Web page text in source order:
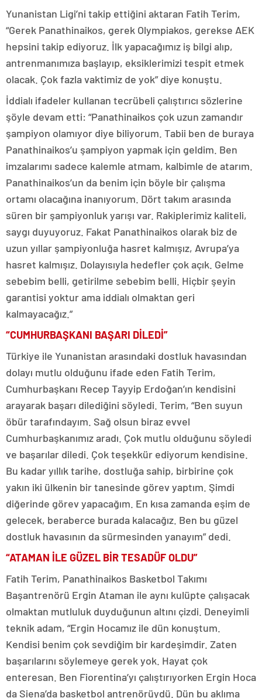
Yunanistan Ligi’ni takip ettiğini aktaran Fatih Terim,
“Gerek Panathinaikos, gerek Olympiakos, gerekse AEK
hepsini takip ediyoruz. İlk yapacağımız iş bilgi alıp,
antrenmanımıza başlayıp, eksiklerimizi tespit etmek
olacak. Çok fazla vaktimiz de yok” diye konuştu.
İddialı ifadeler kullanan tecrübeli çalıştırıcı sözlerine
şöyle devam etti: “Panathinaikos çok uzun zamandır
şampiyon olamıyor diye biliyorum. Tabii ben de buraya
Panathinaikos’u şampiyon yapmak için geldim. Ben
imzalarımı sadece kalemle atmam, kalbimle de atarım.
Panathinaikos’un da benim için böyle bir çalışma
ortamı olacağına inanıyorum. Dört takım arasında
süren bir şampiyonluk yarışı var. Rakiplerimiz kaliteli,
saygı duyuyoruz. Fakat Panathinaikos olarak biz de
uzun yıllar şampiyonluğa hasret kalmışız, Avrupa’ya
hasret kalmışız. Dolayısıyla hedefler çok açık. Gelme
sebebim belli, getirilme sebebim belli. Hiçbir şeyin
garantisi yoktur ama iddialı olmaktan geri
kalmayacağız.”
“CUMHURBAŞKANI BAŞARI DİLEDİ”
Türkiye ile Yunanistan arasındaki dostluk havasından
dolayı mutlu olduğunu ifade eden Fatih Terim,
Cumhurbaşkanı Recep Tayyip Erdoğan’ın kendisini
arayarak başarı dilediğini söyledi. Terim, “Ben suyun
öbür tarafındayım. Sağ olsun biraz evvel
Cumhurbaşkanımız aradı. Çok mutlu olduğunu söyledi
ve başarılar diledi. Çok teşekkür ediyorum kendisine.
Bu kadar yıllık tarihe, dostluğa sahip, birbirine çok
yakın iki ülkenin bir tanesinde görev yaptım. Şimdi
diğerinde görev yapacağım. En kısa zamanda eşim de
gelecek, beraberce burada kalacağız. Ben bu güzel
dostluk havasının da sürmesinden yanayım” dedi.
“ATAMAN İLE GÜZEL BİR TESADÜF OLDU”
Fatih Terim, Panathinaikos Basketbol Takımı
Başantrenörü Ergin Ataman ile aynı kulüpte çalışacak
olmaktan mutluluk duyduğunun altını çizdi. Deneyimli
teknik adam, “Ergin Hocamız ile dün konuştum.
Kendisi benim çok sevdiğim bir kardeşimdir. Zaten
başarılarını söylemeye gerek yok. Hayat çok
enteresan. Ben Fiorentina’yı çalıştırıyorken Ergin Hoca
da Siena’da basketbol antrenörüydü. Dün bu aklıma